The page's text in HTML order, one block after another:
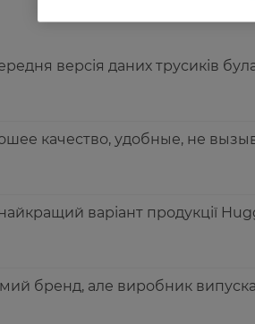
версія даних трусиків
качество, удобные, не
варіант продукції
бренд, але виробник